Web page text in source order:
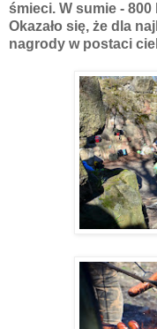
śmieci. W sumie -
Okazało się, że dla
nagrody w postaci